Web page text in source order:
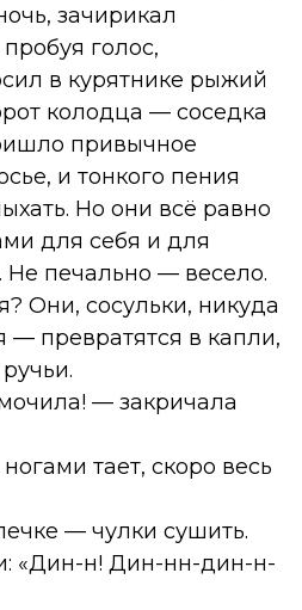
зачирикал
голос,
в курятнике рыжий
колодца — соседка
привычное
и тонкого пения
Но они всё равно
для себя и для
печально — весело.
Они, сосульки, никуда
— превратятся в капли,
— закричала
тает, скоро весь
— чулки сушить.
«Дин-н! Дин-нн-дин-н-